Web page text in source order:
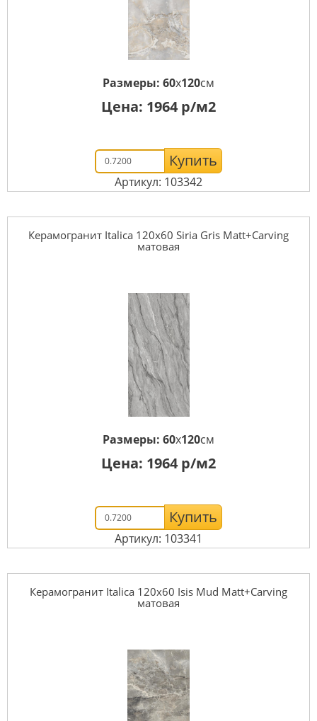
Размеры: 60x120см
Цена: 1964 р/м2
Купить
Артикул: 103342
Керамогранит Italica 120x60 Siria Gris Matt+Carving
матовая
Размеры: 60x120см
Цена: 1964 р/м2
Купить
Артикул: 103341
Керамогранит Italica 120x60 Isis Mud Matt+Carving
матовая